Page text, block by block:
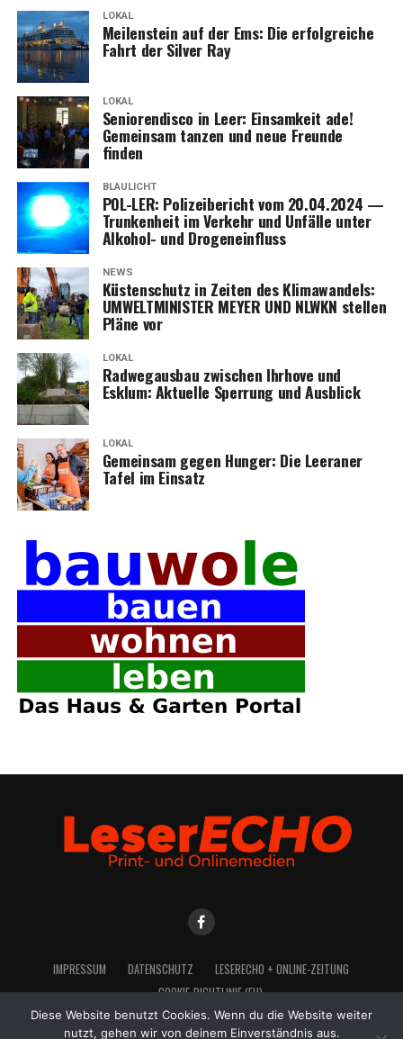
LOKAL
Mei­len­stein auf der Ems: Die erfolg­rei­che
Fahrt der Sil­ver Ray
LOKAL
Senio­ren­dis­co in Leer: Ein­sam­keit ade!
Gemein­sam tan­zen und neue Freun­de
finden
BLAULICHT
POL-LER: Poli­zei­be­richt vom 20.04.2024 —
Trun­ken­heit im Ver­kehr und Unfäl­le unter
Alko­hol- und Drogeneinfluss
NEWS
Küs­ten­schutz in Zei­ten des Kli­ma­wan­dels:
UMWELTMINISTER MEYER UND NLWKN stel­len
Plä­ne vor
LOKAL
Rad­weg­aus­bau zwi­schen Ihr­ho­ve und
Esklum: Aktu­el­le Sper­rung und Ausblick
LOKAL
Gemein­sam gegen Hun­ger: Die Leera­ner
Tafel im Einsatz
IMPRES­SUM DATEN­SCHUTZ
LESE­R­ECHO + ONLINE-ZEITUNG
COO­KIE-RICH­T­­LI­­NIE (EU)
Diese Website benutzt Cookies. Wenn du die Website weiter
nutzt, gehen wir von deinem Einverständnis aus.